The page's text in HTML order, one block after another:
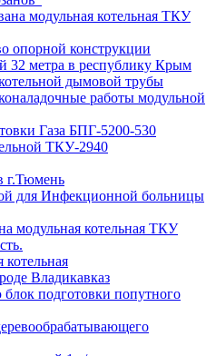
модульная котельная ТКУ
опорной конструкции
32 метра в республику Крым
дымовой трубы
работы модульной
Газа БПГ-5200-530
ТКУ-2940
г.Тюмень
для Инфекционной больницы
модульная котельная ТКУ
Владикавказ
подготовки попутного